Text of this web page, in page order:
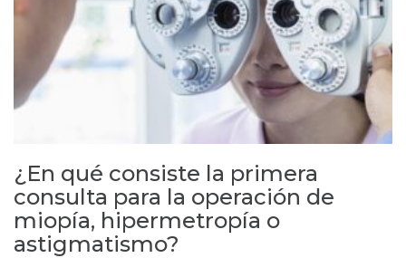
¿En qué consiste la primera
consulta para la operación de
miopía, hipermetropía o
astigmatismo?